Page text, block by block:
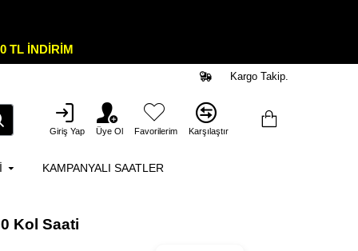
TL İNDİRİM
Kargo Takip.
Giriş Yap Üye Ol Favorilerim Karşılaştır
KAMPANYALI SAATLER
Kol Saati